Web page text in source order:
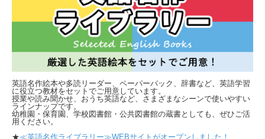
英語名作絵本や多読リーダー、ペーパーバック、辞書など、英語学習
に役立つ教材をセットでご用意しています。
授業や読み聞かせ、おうち英語など、さまざまなシーンで使いやすい
ラインナップです。
幼稚園・保育園、学校図書館・公共図書館の蔵書としても、ぜひご活
用ください。
★≪英語名作ライブラリー≫WEBサイトがオープンしました！